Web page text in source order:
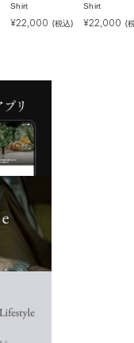
Shirt
¥22,000 (税込)
Shirt
¥22,000 (